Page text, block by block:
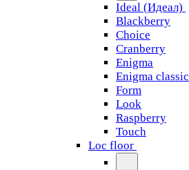
Ideal (Идеал)
Blackberry
Choice
Cranberry
Enigma
Enigma classic
Form
Look
Raspberry
Touch
Loc floor